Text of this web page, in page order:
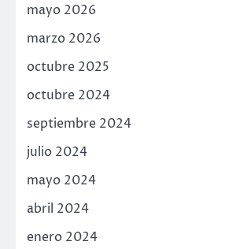
mayo 2026
marzo 2026
octubre 2025
octubre 2024
septiembre 2024
julio 2024
mayo 2024
abril 2024
enero 2024